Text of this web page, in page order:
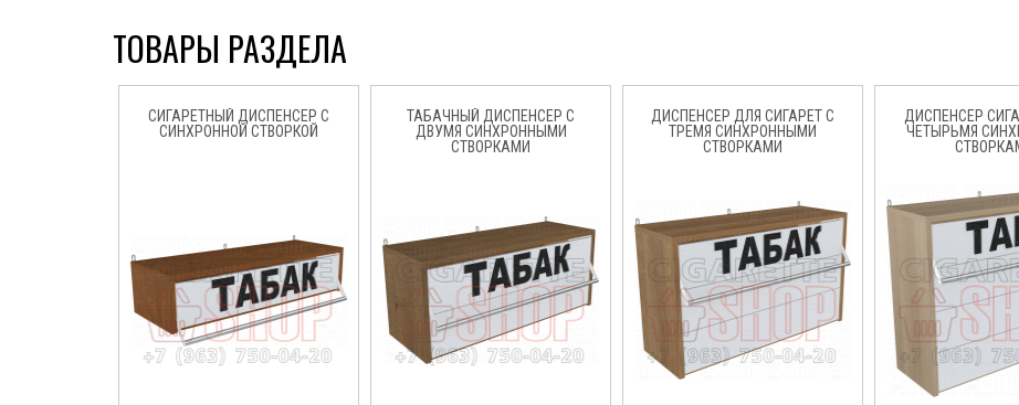
ТОВАРЫ РАЗДЕЛА
СИГАРЕТНЫЙ ДИСПЕНСЕР С
СИНХРОННОЙ СТВОРКОЙ
ТАБАЧНЫЙ ДИСПЕНСЕР С
ДВУМЯ СИНХРОННЫМИ
СТВОРКАМИ
ДИСПЕНСЕР ДЛЯ СИГАРЕТ С
ТРЕМЯ СИНХРОННЫМИ
СТВОРКАМИ
ДИСПЕНСЕР
ЧЕТЫРЬМЯ